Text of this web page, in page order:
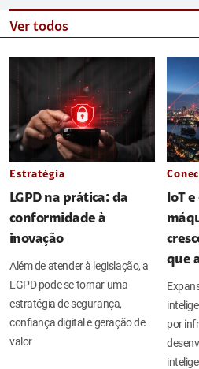
Ver todos
Estratégia
LGPD na prática: da
conformidade à
inovação
Além de atender à legislação, a
LGPD pode se tornar uma
estratégia de segurança,
confiança digital e geração de
valor
IoT
que
por